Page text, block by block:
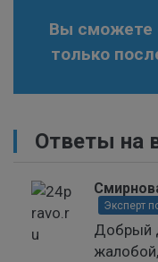
Вы сможете
только
Ответы на
Эксперт
Добрый